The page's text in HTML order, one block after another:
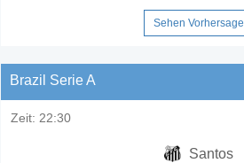
Sehen Vorhersage
Brazil Serie A
Zeit: 22:30
Santos